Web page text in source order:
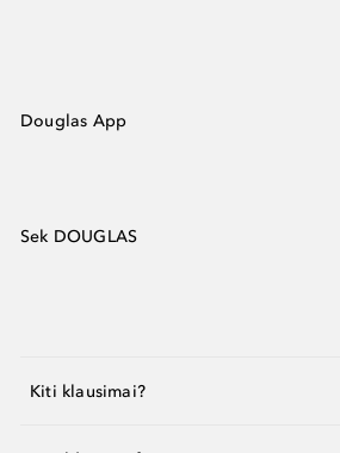
Douglas App
Sek DOUGLAS
Kiti klausimai?